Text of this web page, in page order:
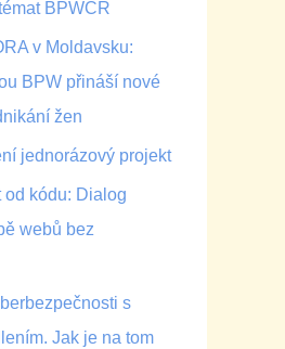
BPWCR
v Moldavsku:
BPW přináší nové
žen
jednorázový projekt
od kódu: Dialog
webů bez
s
Jak je na tom